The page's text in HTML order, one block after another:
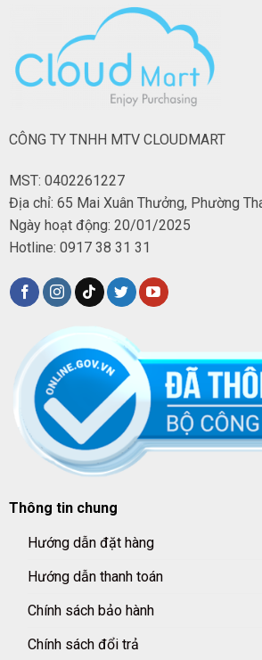
CÔNG TY TNHH MTV CLOUDMART
MST: 0402261227
Địa chỉ: 65 Mai Xuân Thưởng, Phường
Ngày hoạt động: 20/01/2025
Hotline: 0917 38 31 31
Thông tin chung
Hướng dẫn đặt hàng
Hướng dẫn thanh toán
Chính sách bảo hành
Chính sách đổi trả